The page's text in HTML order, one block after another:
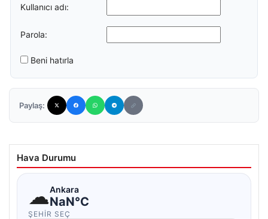
Kullanıcı adı:
Parola:
Beni hatırla
Paylaş:
Hava Durumu
☁Ankara
NaN°C
ŞEHIR SEÇ